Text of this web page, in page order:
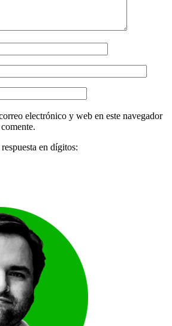
electrónico y web en este navegador
en dígitos: